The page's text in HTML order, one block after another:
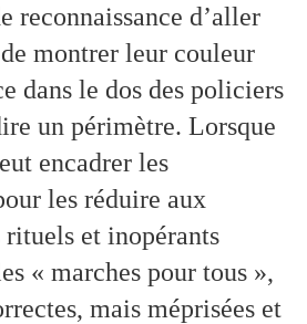
reconnaissance d’aller
montrer leur couleur
dans le dos des policiers
un périmètre. Lorsque
encadrer les
les réduire aux
rituels et inopérants
« marches pour tous »,
mais méprisées et